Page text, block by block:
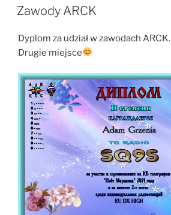
W
Zawody ARCK
Dyplom za udział w zawodach ARCK.
Drugie miejsce